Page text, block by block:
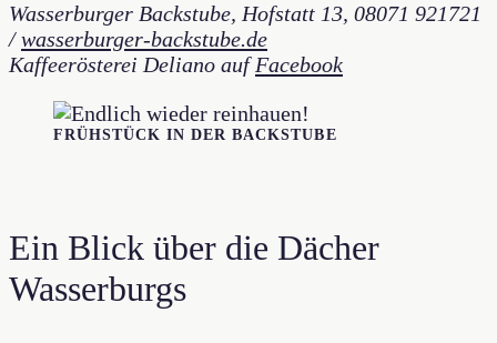
Wasserburger Backstube, Hofstatt 13, 08071 921721
/wasserburger-backstube.de
Kaffeerösterei Deliano aufFacebook
FRÜHSTÜCK IN DER BACKSTUBE
Ein Blick über die Dächer
Wasserburgs